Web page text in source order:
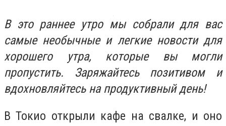
В это раннее утро мы собрали для вас
самые необычные и легкие новости для
хорошего утра, которые вы могли
пропустить. Заряжайтесь позитивом и
вдохновляйтесь на продуктивный день!
В Токио открыли кафе на свалке, и оно